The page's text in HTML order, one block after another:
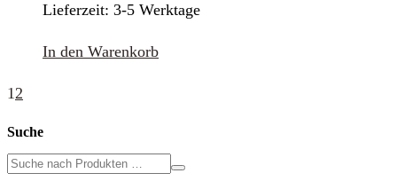
Lieferzeit: 3-5 Werktage
In den Warenkorb
12
Suche